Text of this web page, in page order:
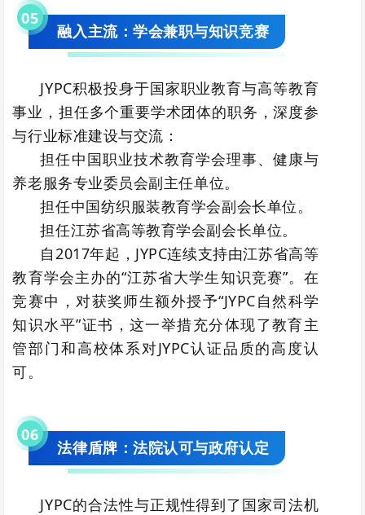
05
融入主流：学会兼职与知识竞赛
JYPC积极投身于国家职业教育与高等教育
事业，担任多个重要学术团体的职务，深度参
与行业标准建设与交流：
担任中国职业技术教育学会理事、健康与
养老服务专业委员会副主任单位。
担任中国纺织服装教育学会副会长单位。
担任江苏省高等教育学会副会长单位。
自2017年起，JYPC连续支持由江苏省高等
教育学会主办的“江苏省大学生知识竞赛”。在
竞赛中，对获奖师生额外授予“JYPC自然科学
知识水平”证书，这一举措充分体现了教育主
管部门和高校体系对JYPC认证品质的高度认
可。
06
法律盾牌：法院认可与政府认定
JYPC的合法性与正规性得到了国家司法机